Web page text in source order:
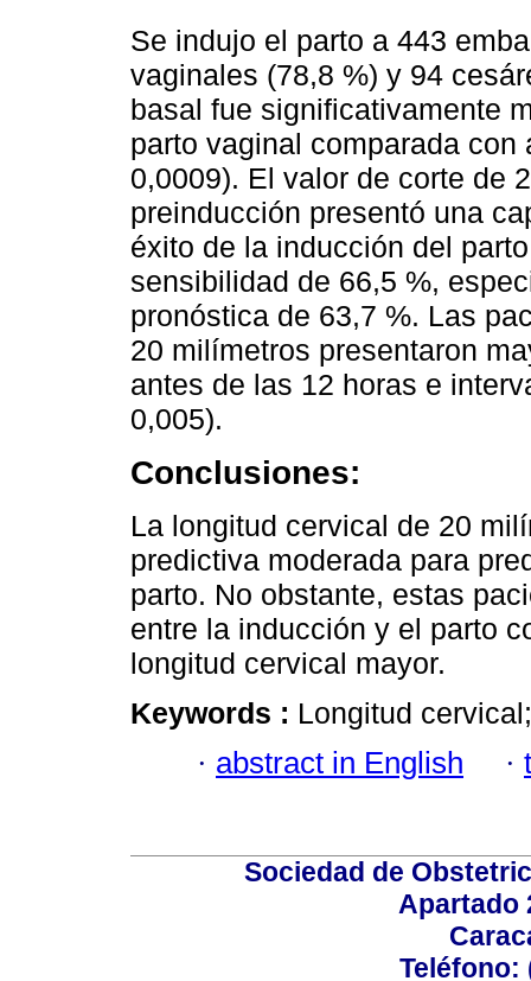
Se indujo el parto a 443
vaginales (78,8 %) y 94
basal fue significativamente
parto vaginal comparada
0,0009). El valor de corte de
preinducción presentó una
éxito de la inducción del
sensibilidad de 66,5 %,
pronóstica de 63,7 %. Las
20 milímetros presentaron
antes de las 12 horas e
0,005).
Conclusiones:
La longitud cervical de 20
predictiva moderada para
parto. No obstante, estas
entre la inducción y el parto
longitud cervical mayor.
Keywords : Longitud
· abstract in English ·
Sociedad de
Apartado
Teléfono: